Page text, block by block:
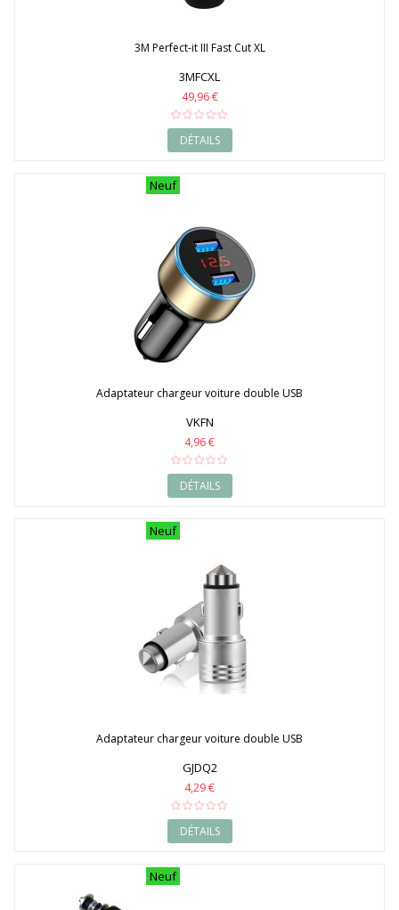
3M Perfect-it III Fast Cut XL
3MFCXL
49,96 €
DÉTAILS
Neuf
Adaptateur chargeur voiture double USB
VKFN
4,96 €
DÉTAILS
Neuf
Adaptateur chargeur voiture double USB
GJDQ2
4,29 €
DÉTAILS
Neuf